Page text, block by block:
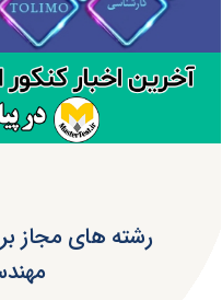
رشته های مجاز